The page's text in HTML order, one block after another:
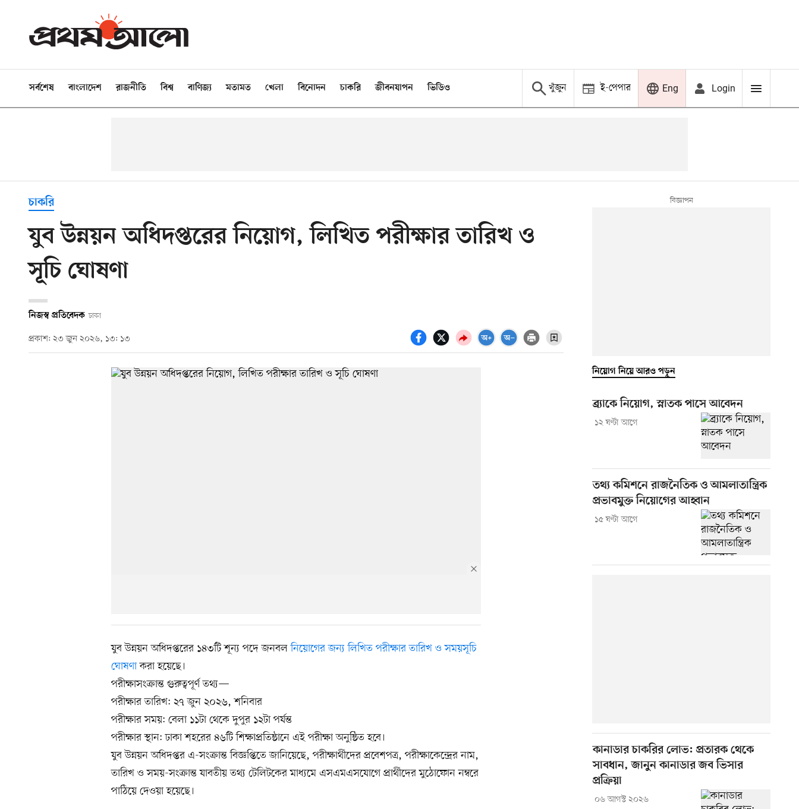
সর্বশেষ বাংলাদেশ রাজনীতি বিশ্ব বাণিজ্য মতামত খেলা বিনোদন চাকরি জীবনযাপন ভিডিও খুঁজুন ই-পেপার Eng Login
চাকরি
যুব উন্নয়ন অধিদপ্তরের নিয়োগ, লিখিত পরীক্ষার তারিখ ও
সূচি ঘোষণা
নিজস্ব প্রতিবেদক ঢাকা
প্রকাশ: ২৩ জুন ২০২৬, ১৩: ১৩
যুব উন্নয়ন অধিদপ্তরের ১৪৩টি শূন্য পদে জনবলনিয়োগের জন্য লিখিত পরীক্ষার তারিখ ও সময়সূচি
ঘোষণাকরা হয়েছে।
পরীক্ষাসংক্রান্ত গুরুত্বপূর্ণ তথ্য—
পরীক্ষার তারিখ: ২৭ জুন ২০২৬, শনিবার
পরীক্ষার সময়: বেলা ১১টা থেকে দুপুর ১২টা পর্যন্ত
পরীক্ষার স্থান: ঢাকা শহরের ৪৬টি শিক্ষাপ্রতিষ্ঠানে এই পরীক্ষা অনুষ্ঠিত হবে।
যুব উন্নয়ন অধিদপ্তর এ-সংক্রান্ত বিজ্ঞপ্তিতে জানিয়েছে, পরীক্ষার্থীদের প্রবেশপত্র, পরীক্ষাকেন্দ্রের নাম,
তারিখ ও সময়-সংক্রান্ত যাবতীয় তথ্য টেলিটকের মাধ্যমে এসএমএসযোগে প্রার্থীদের মুঠোফোন নম্বরে
পাঠিয়ে দেওয়া হয়েছে।
নিয়োগ নিয়ে আরও পড়ুন
ব্র্যাকে নিয়োগ, স্নাতক পাসে আবেদন
১২ ঘণ্টা আগে
তথ্য কমিশনে রাজনৈতিক ও আমলাতান্ত্রিক
প্রভাবমুক্ত নিয়োগের আহ্বান
১৫ ঘণ্টা আগে
কানাডার চাকরির লোভ: প্রতারক থেকে
সাবধান, জানুন কানাডার জব ভিসার
প্রক্রিয়া
০৬ আগস্ট ২০২৬